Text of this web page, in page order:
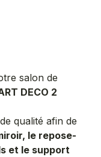
salon de
DECO 2
de qualité afin de
le repose-
et le support